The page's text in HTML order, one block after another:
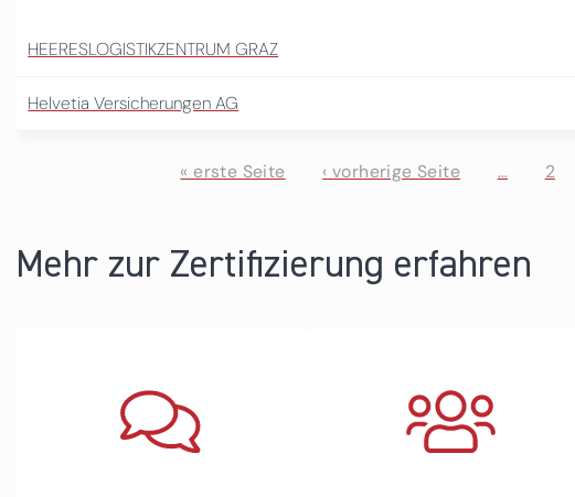
HEERESLOGISTIKZENTRUM GRAZ
Helvetia Versicherungen AG
« erste Seite ‹ vorherige Seite … 2
Mehr zur Zertifizierung erfahren